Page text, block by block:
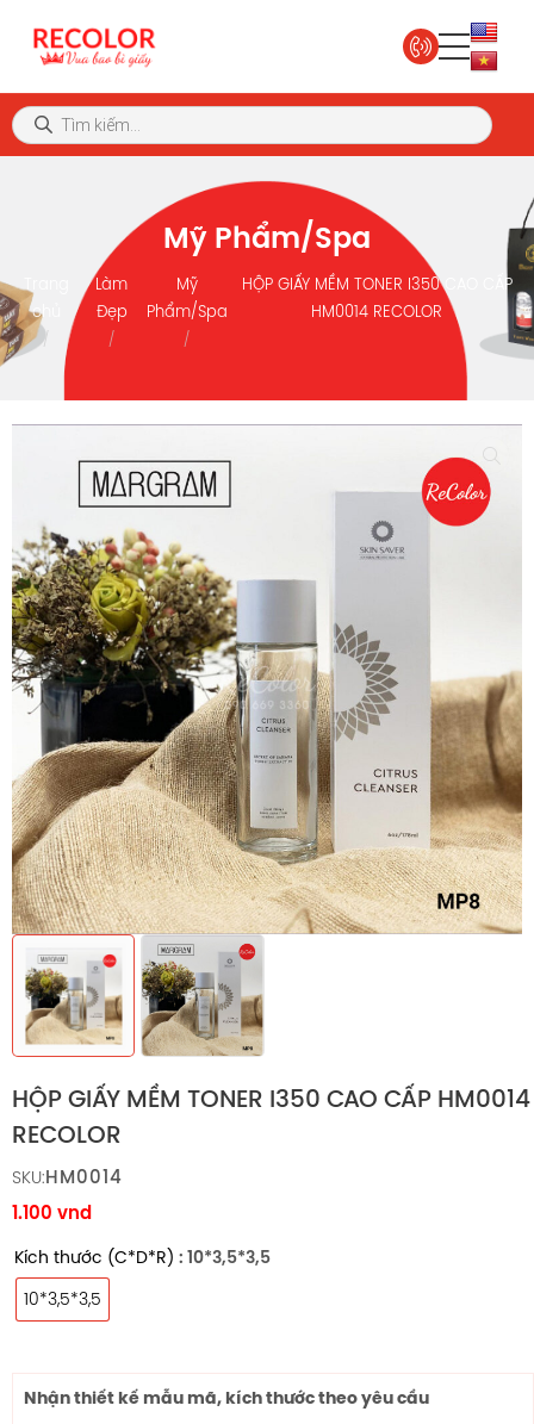
Mỹ Phẩm/Spa
Trang
chủ
Làm
Đẹp
Mỹ
Phẩm/Spa
HỘP GIẤY MỀM TONER I350 CAO CẤP
HM0014 RECOLOR
HỘP GIẤY MỀM TONER I350 CAO CẤP HM0014
RECOLOR
SKU:HM0014
1.100 vnd
Kích thước (C*D*R) : 10*3,5*3,5
10*3,5*3,5
Nhận thiết kế mẫu mã, kích thước theo yêu cầu